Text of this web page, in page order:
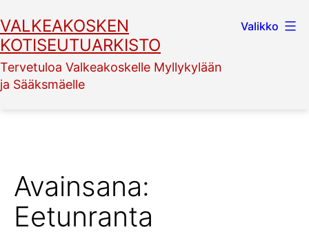
sisältöön
VALKEAKOSKEN
KOTISEUTUARKISTO
Tervetuloa Valkeakoskelle Myllykylään
ja Sääksmäelle
Valikko
Avainsana:
Eetunranta